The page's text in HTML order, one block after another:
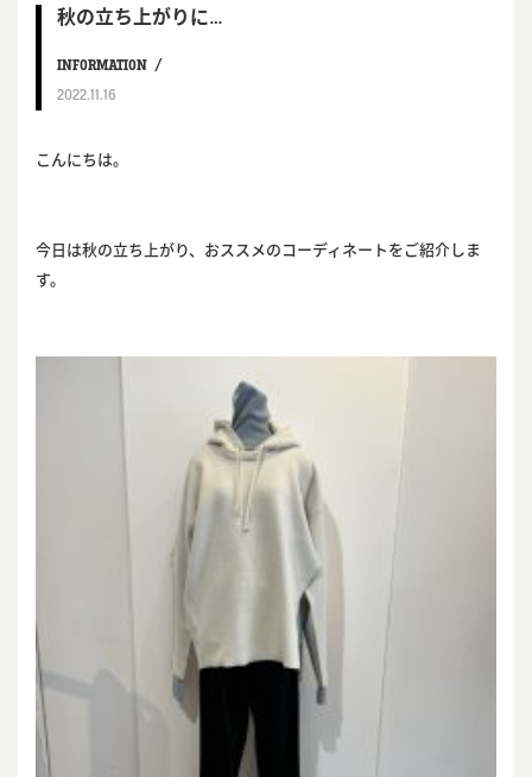
秋の立ち上がりに…
INFORMATION
2022.11.16
こんにちは。
今日は秋の立ち上がり、おススメのコーディネートをご紹介しま
す。